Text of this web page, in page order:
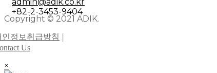
+82-2-3453-9404
Copyright © 2021 ADIK.
인정보취급방침
Us
×